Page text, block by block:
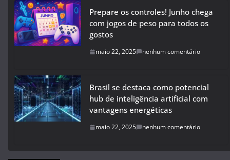
Prepare os controles! Junho chega
com jogos de peso para todos os
gostos
maio 22, 2025 nenhum comentário
Brasil se destaca como potencial
hub de inteligência artificial com
vantagens energéticas
maio 22, 2025 nenhum comentário